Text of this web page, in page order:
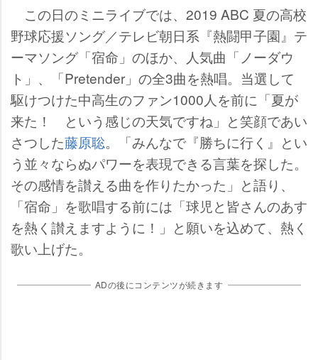
この日のミニライブでは、2019 ABC 夏の高校
野球応援ソング／テレビ朝日系『熱闘甲子園』テ
ーマソング「宿命」のほか、人気曲「ノーダウ
ト」、「Pretender」の全3曲を熱唱。当選して
駆けつけた中高生のファン1000人を前に「夏が
来た！ という感じの天気ですね」と笑顔であい
さつした藤原聡。「みんなで『勝ちに行く』とい
う並々ならぬパワーを表現できる言葉を探した。
その感情を讃える曲を作りたかった」と語り、
「宿命」を歌唱する前には「球児と皆さんのあす
を熱く讃えますように！」と願いを込めて、熱く
歌い上げた。
ADの後にコンテンツが続きます